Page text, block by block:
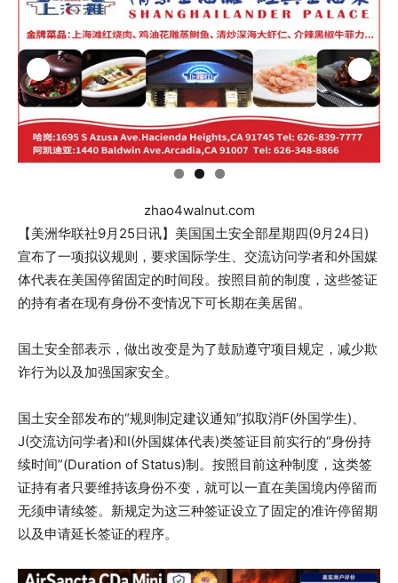
zhao4walnut.com
【美洲华联社9月25日讯】美国国土安全部星期四(9月24日)
宣布了一项拟议规则，要求国际学生、交流访问学者和外国媒
体代表在美国停留固定的时间段。按照目前的制度，这些签证
的持有者在现有身份不变情况下可长期在美居留。
国土安全部表示，做出改变是为了鼓励遵守项目规定，减少欺
诈行为以及加强国家安全。
国土安全部发布的“规则制定建议通知”拟取消F(外国学生)、
J(交流访问学者)和I(外国媒体代表)类签证目前实行的“身份持
续时间”(Duration of Status)制。按照目前这种制度，这类签
证持有者只要维持该身份不变，就可以一直在美国境内停留而
无须申请续签。新规定为这三种签证设立了固定的准许停留期
以及申请延长签证的程序。